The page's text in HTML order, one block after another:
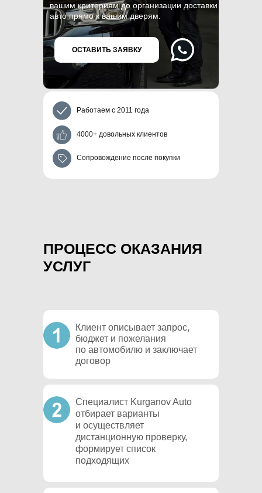
вашим критериям до организации доставки
авто прямо к вашим дверям.
ОСТАВИТЬ ЗАЯВКУ
Работаем с 2011 года
4000+ довольных клиентов
Сопровождение после покупки
ПРОЦЕСС ОКАЗАНИЯ
УСЛУГ
Клиент описывает запрос,
бюджет и пожелания
по автомобилю и заключает
договор
Специалист Kurganov Auto
отбирает варианты
и осуществляет
дистанционную проверку,
формирует список
подходящих